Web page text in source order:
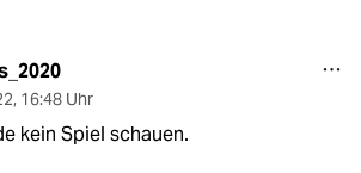
, 16:48 Uhr
kein Spiel schauen.